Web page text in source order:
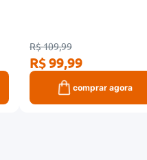
R$ 109,99
R$ 99,99
comprar agora